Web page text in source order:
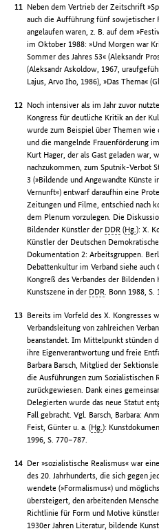
Neben dem Vertrieb der Zeitschrift
auch die Aufführung fünf
angelaufen waren, z. B. auf dem
im Oktober 1988: »Und Morgen war
Sommer des Jahres 53« (Aleksandr
(Aleksandr Askoldow, 1967,
Lajus, Arvo Iho, 1986), »Das Thema«
Noch intensiver als im Jahr zuvor
Kongress für deutliche Kritik an der
wurde zum Beispiel über Themen wie
und die mangelnde Frauenförderung
Kurt Hager, der als Gast geladen war,
nachzukommen, zum Sputnik-Verbot
3 (»Bildende und Angewandte Künste
Vernunft«) entwarf daraufhin eine
Zeitungen und Filme, entschied nach
dem Plenum vorzulegen. Die
Bildender Künstler der DDR (Hg.): X.
Künstler der Deutschen
Dokumentation 2: Arbeitsgruppen.
Debattenkultur im Verband siehe
Kongreß des Verbandes der
Kunstszene in der DDR . Bonn 1988, S.
Bereits im Vorfeld des X. Kongresses
Verbandsleitung von zahlreichen
beanstandet. Im Mittelpunkt stünden
ihre Eigenverantwortung und freie
Barbara Barsch, Mitglied der
die Ausführungen zum Sozialistischen
zurückgewiesen. Dank eines
Delegierten wurde das neue Statut
Fall gebracht. Vgl. Barsch, Barbara:
Feist, Günter u. a. (Hg.):
1996, S. 770–787.
Der »sozialistische Realismus« war
des 20. Jahrhunderts, die sich gegen
wendete (»Formalismus«) und
übersteigert, den arbeitenden
Richtlinie für Form und Motive
1930er Jahren Literatur, bildende